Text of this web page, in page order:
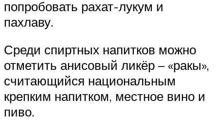
попробовать рахат-лукум и
пахлаву.
Среди спиртных напитков можно
отметить анисовый ликёр – «ракы»,
считающийся национальным
крепким напитком, местное вино и
пиво.